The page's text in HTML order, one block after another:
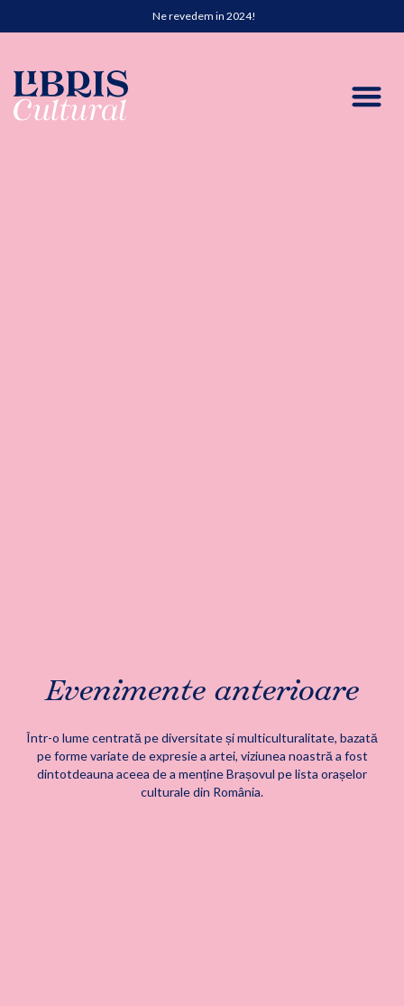
Ne revedem in 2024!
Evenimente anterioare
Într-o lume centrată pe diversitate și multiculturalitate, bazată
pe forme variate de expresie a artei, viziunea noastră a fost
dintotdeauna aceea de a menține Brașovul pe lista orașelor
culturale din România.